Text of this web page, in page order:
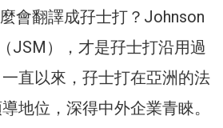
會翻譯成孖士打？Johnson
JSM），才是孖士打沿用過
直以來，孖士打在亞洲的法
地位，深得中外企業青睞。